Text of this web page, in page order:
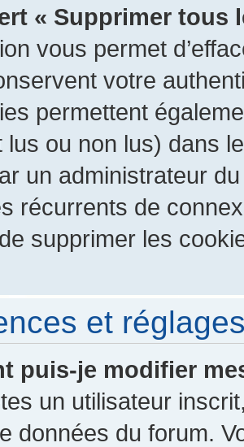
« Supprimer tous
vous permet
votre
permettent
lus ou non lus) dans
un administrateur
récurrents de
supprimer les
et
puis-je modifier
un utilisateur
données du forum.